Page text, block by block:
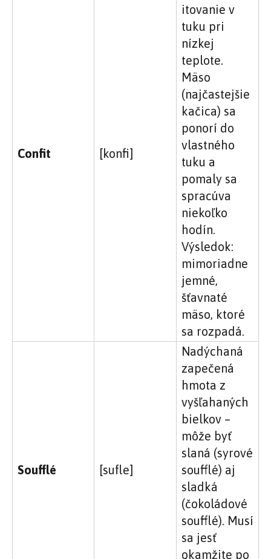
Confit [konfi]
itovanie v
tuku pri
nízkej
teplote.
Mäso
(najčastejšie
kačica) sa
ponorí do
vlastného
tuku a
pomaly sa
spracúva
niekoľko
hodín.
Výsledok:
mimoriadne
jemné,
šťavnaté
mäso, ktoré
sa rozpadá.
Soufflé [sufle]
Nadýchaná
zapečená
hmota z
vyšľahaných
bielkov –
môže byť
slaná (syrové
soufflé) aj
sladká
(čokoládové
soufflé). Musí
sa jesť
okamžite po